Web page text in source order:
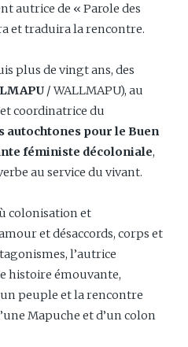
autrice de « Parole des
et traduira la rencontre.
plus de vingt ans, des
/ WALLMAPU), au
coordinatrice du
autochtones pour le Buen
féministe décoloniale,
au service du vivant.
colonisation et
et désaccords, corps et
l’autrice
histoire émouvante,
peuple et la rencontre
Mapuche et d’un colon